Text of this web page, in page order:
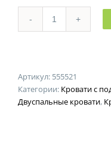
Количество
Артикул: 555521
Категории: Кровати с
Двуспальные кровати,